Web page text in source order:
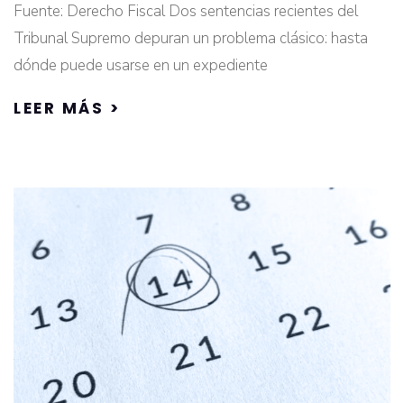
Fuente: Derecho Fiscal Dos sentencias recientes del
Tribunal Supremo depuran un problema clásico: hasta
dónde puede usarse en un expediente
LEER MÁS >